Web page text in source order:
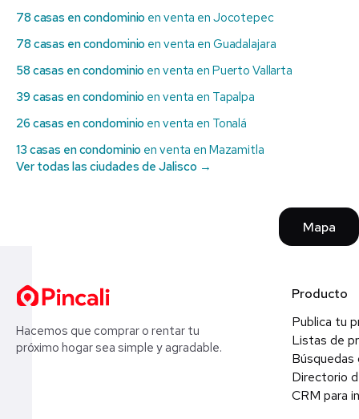
78 casas en condominio en venta en Jocotepec
78 casas en condominio en venta en Guadalajara
58 casas en condominio en venta en Puerto Vallarta
39 casas en condominio en venta en Tapalpa
26 casas en condominio en venta en Tonalá
13 casas en condominio en venta en Mazamitla
Ver todas las ciudades de Jalisco →
Mapa
Hacemos que comprar o rentar tu
próximo hogar sea simple y agradable.
Producto
Publica tu
Listas de
Búsquedas
Directorio
CRM para